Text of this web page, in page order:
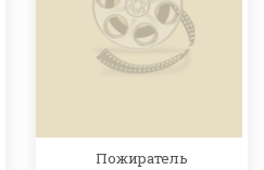
Пожиратель